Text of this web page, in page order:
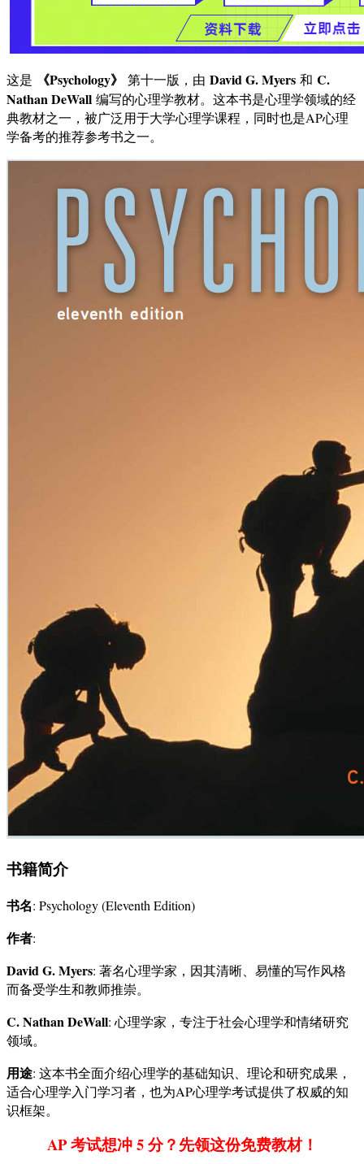
这是 《Psychology》 第十一版，由 David G. Myers 和 C.
Nathan DeWall 编写的心理学教材。这本书是心理学领域的经
典教材之一，被广泛用于大学心理学课程，同时也是AP心理
学备考的推荐参考书之一。
书籍简介
书名: Psychology (Eleventh Edition)
作者:
David G. Myers: 著名心理学家，因其清晰、易懂的写作风格
而备受学生和教师推崇。
C. Nathan DeWall: 心理学家，专注于社会心理学和情绪研究
领域。
用途: 这本书全面介绍心理学的基础知识、理论和研究成果，
适合心理学入门学习者，也为AP心理学考试提供了权威的知
识框架。
AP 考试想冲 5 分？先领这份免费教材！